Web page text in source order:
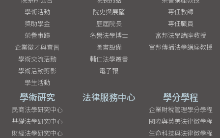
學術活動
獎助學金
榮譽事蹟
企業徵才與實習
學術交流活動
學術活動剪影
學生活動
院史與展望
歷屆院長
名譽法學博士
圖書設備
輔仁法學叢書
電子報
專任教師
專任職員
富邦法學講座教授
富邦傳播法學講座教授
學術研究
民商法學研究中心
基礎法學研究中心
財經法學研究中心
法律服務中心 學分學程
企業財稅管理學分學程
國際與英美法律微學程
生命科技與法律微學程